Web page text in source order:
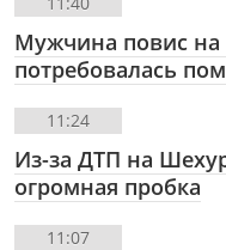
Мужчина повис на
потребовалась
11:24
Из-за ДТП на
огромная пробка
11:07